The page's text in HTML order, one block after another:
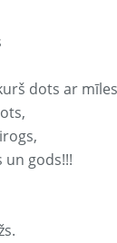
dots ar
un gods!!!